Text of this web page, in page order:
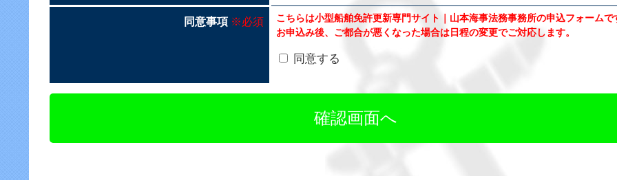
同意事項 ※必須
こちらは小型船舶免許更新専門サイト｜山本海事法務事務所の申込フォームで
お申込み後、ご都合が悪くなった場合は日程の変更でご対応します。
同意する